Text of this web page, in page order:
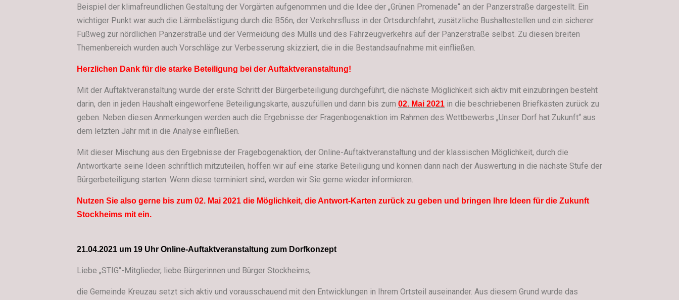
Beispiel der klimafreundlichen Gestaltung der Vorgärten aufgenommen und die Idee der „Grünen Promenade“ an der Panzerstraße dargestellt. Ein
wichtiger Punkt war auch die Lärmbelästigung durch die B56n, der Verkehrsfluss in der Ortsdurchfahrt, zusätzliche Bushaltestellen und ein sicherer
Fußweg zur nördlichen Panzerstraße und der Vermeidung des Mülls und des Fahrzeugverkehrs auf der Panzerstraße selbst. Zu diesen breiten
Themenbereich wurden auch Vorschläge zur Verbesserung skizziert, die in die Bestandsaufnahme mit einfließen.
Herzlichen Dank für die starke Beteiligung bei der Auftaktveranstaltung!
Mit der Auftaktveranstaltung wurde der erste Schritt der Bürgerbeteiligung durchgeführt, die nächste Möglichkeit sich aktiv mit einzubringen besteht
darin, den in jeden Haushalt eingeworfene Beteiligungskarte, auszufüllen und dann bis zum 02. Mai 2021 in die beschriebenen Briefkästen zurück zu
geben. Neben diesen Anmerkungen werden auch die Ergebnisse der Fragenbogenaktion im Rahmen des Wettbewerbs „Unser Dorf hat Zukunft“ aus
dem letzten Jahr mit in die Analyse einfließen.
Mit dieser Mischung aus den Ergebnisse der Fragebogenaktion, der Online-Auftaktveranstaltung und der klassischen Möglichkeit, durch die
Antwortkarte seine Ideen schriftlich mitzuteilen, hoffen wir auf eine starke Beteiligung und können dann nach der Auswertung in die nächste Stufe der
Bürgerbeteiligung starten. Wenn diese terminiert sind, werden wir Sie gerne wieder informieren.
Nutzen Sie also gerne bis zum 02. Mai 2021 die Möglichkeit, die Antwort-Karten zurück zu geben und bringen Ihre Ideen für die Zukunft
Stockheims mit ein.
21.04.2021 um 19 Uhr Online-Auftaktveranstaltung zum Dorfkonzept
Liebe „STIG“-Mitglieder, liebe Bürgerinnen und Bürger Stockheims,
die Gemeinde Kreuzau setzt sich aktiv und vorausschauend mit den Entwicklungen in Ihrem Ortsteil auseinander. Aus diesem Grund wurde das